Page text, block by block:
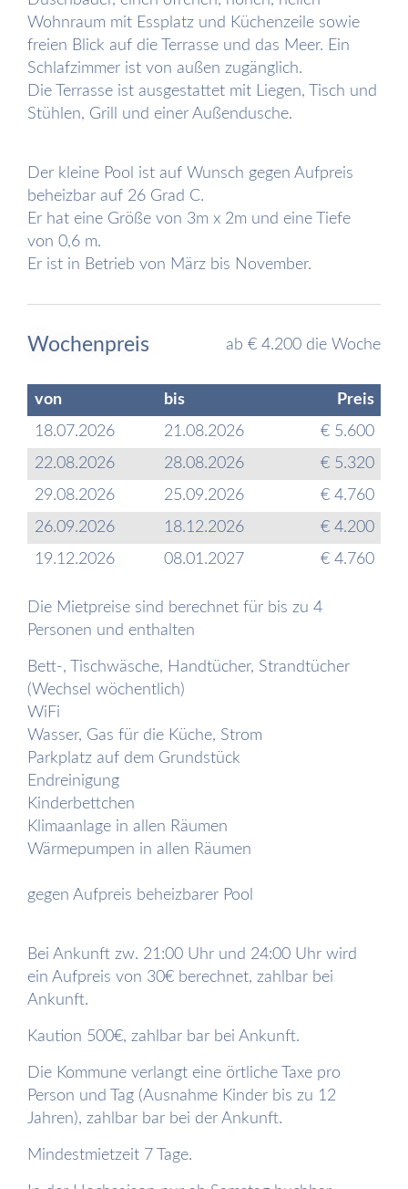
Wohnraum mit Essplatz und Küchenzeile sowie
freien Blick auf die Terrasse und das Meer. Ein
Schlafzimmer ist von außen zugänglich.
Die Terrasse ist ausgestattet mit Liegen, Tisch und
Stühlen, Grill und einer Außendusche.
Der kleine Pool ist auf Wunsch gegen Aufpreis
beheizbar auf 26 Grad C.
Er hat eine Größe von 3m x 2m und eine Tiefe
von 0,6 m.
Er ist in Betrieb von März bis November.
Wochenpreis ab € 4.200 die Woche
von bis
Preis
18.07.2026
21.08.2026
€ 5.600
22.08.2026
28.08.2026
€ 5.320
29.08.2026
25.09.2026
€ 4.760
26.09.2026
18.12.2026
€ 4.200
19.12.2026
08.01.2027 € 4.760
Die Mietpreise sind berechnet für bis zu 4
Personen und enthalten
Bett-, Tischwäsche, Handtücher, Strandtücher
(Wechsel wöchentlich)
WiFi
Wasser, Gas für die Küche, Strom
Parkplatz auf dem Grundstück
Endreinigung
Kinderbettchen
Klimaanlage in allen Räumen
Wärmepumpen in allen Räumen
gegen Aufpreis beheizbarer Pool
Bei Ankunft zw. 21:00 Uhr und 24:00 Uhr wird
ein Aufpreis von 30€ berechnet, zahlbar bei
Ankunft.
Kaution 500€, zahlbar bar bei Ankunft.
Die Kommune verlangt eine örtliche Taxe pro
Person und Tag (Ausnahme Kinder bis zu 12
Jahren), zahlbar bar bei der Ankunft.
Mindestmietzeit 7 Tage.